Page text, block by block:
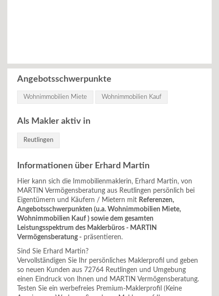
Angebotsschwerpunkte
Wohnimmobilien Miete Wohnimmobilien Kauf
Als Makler aktiv in
Reutlingen
Informationen über Erhard Martin
Hier kann sich die Immobilienmaklerin, Erhard Martin, von
MARTIN Vermögensberatung aus Reutlingen persönlich bei
Eigentümern und Käufern / Mietern mit Referenzen,
Angebotsschwerpunkten (u.a. Wohnimmobilien Miete,
Wohnimmobilien Kauf ) sowie dem gesamten
Leistungsspektrum des Maklerbüros - MARTIN
Vermögensberatung - präsentieren.
Sind Sie Erhard Martin?
Vervollständigen Sie Ihr persönliches Maklerprofil und geben
so neuen Kunden aus 72764 Reutlingen und Umgebung
einen Eindruck von Ihnen und MARTIN Vermögensberatung.
Testen Sie ein werbefreies Premium-Maklerprofil (Keine